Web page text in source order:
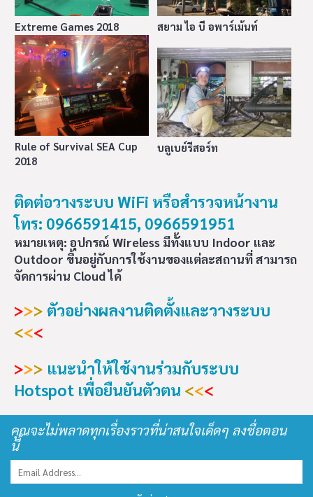
Extreme Games 2018 สยาม ไอ บี อพาร์เม้นท์
Rule of Survival SEA Cup
2018
บลูเบย์รีสอร์ท
ติดต่อวางระบบ WiFi หรือสำรวจหน้างาน
โทร: 0966591415, 0966591951
หมายเหตุ: อุปกรณ์ Wireless มีทั้งแบบ Indoor และ
Outdoor ขึ้นอยู่กับการใช้งานของแต่ละสถานที่ สามารถ
จัดการผ่าน Cloud ได้
>>> ตัวอย่างผลงานติดตั้งและวางระบบ
<<<
>>> แนะนำให้ใช้งานร่วมกับระบบ
Hotspot เพื่อยืนยันตัวตน <<<
คุณจะไม่พลาดทุกเรื่องราวที่น่าสนใจเด็ดๆ ลงชื่อตอน
นี้